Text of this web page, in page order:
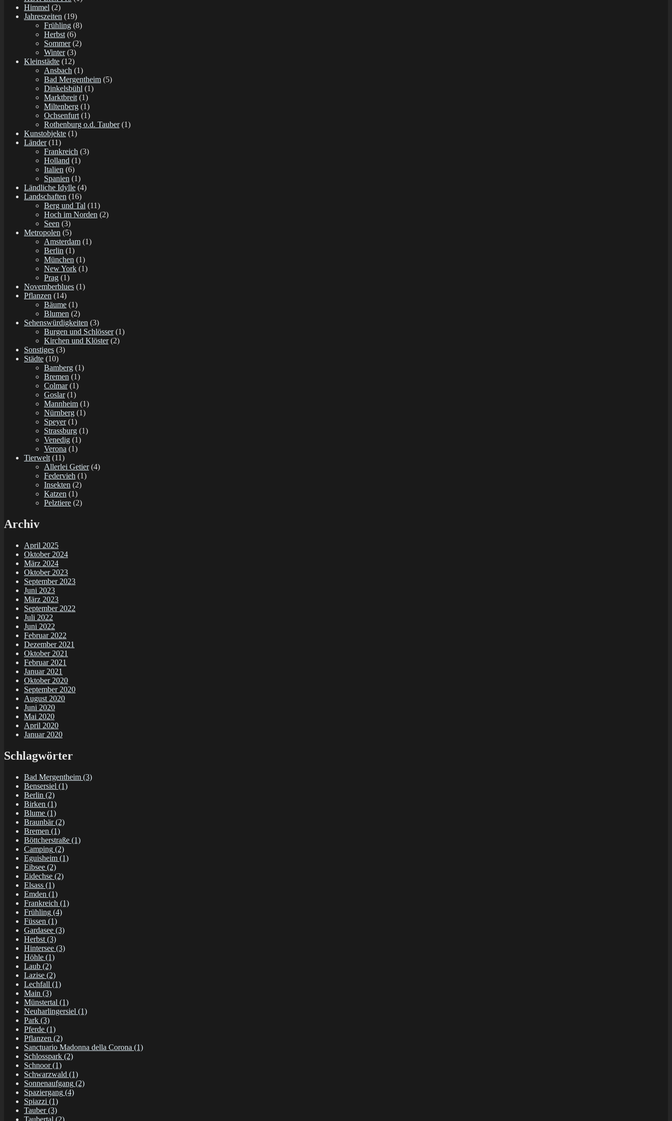
Himmel (2)
Jahreszeiten (19)
Frühling (8)
Herbst(6)
Sommer(2)
Winter(3)
Kleinstädte (12)
Ansbach (1)
Bad Mergentheim (5)
Dinkelsbühl (1)
Marktbreit(1)
Miltenberg (1)
Ochsenfurt(1)
Rothenburg o.d. Tauber(1)
Kunstobjekte (1)
Länder(11)
Frankreich (3)
Holland (1)
Italien (6)
Spanien (1)
Ländliche Idylle (4)
Landschaften (16)
Berg und Tal (11)
Hoch im Norden (2)
Seen (3)
Metropolen (5)
Amsterdam (1)
Berlin (1)
München (1)
New York (1)
Prag (1)
Novemberblues (1)
Pflanzen (14)
Bäume (1)
Blumen (2)
Sehenswürdigkeiten (3)
Burgen und Schlösser(1)
Kirchen und Klöster(2)
Sonstiges (3)
Städte (10)
Bamberg (1)
Bremen (1)
Colmar(1)
Goslar(1)
Mannheim (1)
Nürnberg (1)
Speyer(1)
Strassburg (1)
Venedig (1)
Verona (1)
Tierwelt(11)
Allerlei Getier(4)
Federvieh (1)
Insekten (2)
Katzen (1)
Pelztiere (2)
Archiv
April 2025
Oktober 2024
März 2024
Oktober 2023
September 2023
Juni 2023
März 2023
September 2022
Juli 2022
Juni 2022
Februar 2022
Dezember 2021
Oktober 2021
Februar 2021
Januar 2021
Oktober 2020
September 2020
August 2020
Juni 2020
Mai 2020
April 2020
Januar 2020
Schlagwörter
Bad Mergentheim (3)
Bensersiel (1)
Berlin (2)
Birken (1)
Blume (1)
Braunbär(2)
Bremen (1)
Böttcherstraße (1)
Camping (2)
Eguisheim (1)
Eibsee (2)
Eidechse (2)
Elsass (1)
Emden (1)
Frankreich (1)
Frühling (4)
Füssen (1)
Gardasee (3)
Herbst (3)
Hintersee (3)
Höhle (1)
Laub (2)
Lazise (2)
Lechfall (1)
Main (3)
Münstertal (1)
Neuharlingersiel (1)
Park (3)
Pferde (1)
Pflanzen (2)
Sanctuario Madonna della Corona (1)
Schlosspark (2)
Schnoor(1)
Schwarzwald (1)
Sonnenaufgang (2)
Spaziergang (4)
Spiazzi (1)
Tauber(3)
Taubertal (2)